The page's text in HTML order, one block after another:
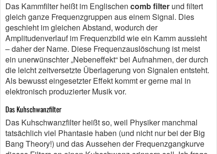
Das Kammfilter heißt im Englischen comb filter und filtert
gleich ganze Frequenzgruppen aus einem Signal. Dies
geschieht im gleichen Abstand, wodurch der
Amplitudenverlauf im Frequenzbild wie ein Kamm aussieht
– daher der Name. Diese Frequenzauslöschung ist meist
ein unerwünschter „Nebeneffekt“ bei Aufnahmen, der durch
die leicht zeitversetzte Überlagerung von Signalen entsteht.
Als bewusst eingesetzter Effekt kommt er gerne mal in
elektronisch produzierter Musik vor.
Das Kuhschwanzfilter
Das Kuhschwanzfilter heißt so, weil Physiker manchmal
tatsächlich viel Phantasie haben (und nicht nur bei der Big
Bang Theory!) und das Aussehen der Frequenzgangkurve